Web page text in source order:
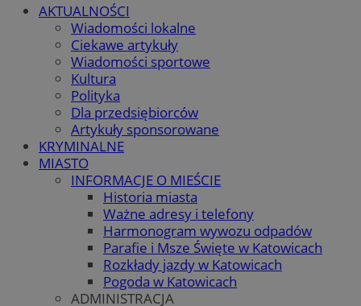
AKTUALNOŚCI
Wiadomości lokalne
Ciekawe artykuły
Wiadomości sportowe
Kultura
Polityka
Dla przedsiębiorców
Artykuły sponsorowane
KRYMINALNE
MIASTO
INFORMACJE O MIEŚCIE
Historia miasta
Ważne adresy i telefony
Harmonogram wywozu odpadów
Parafie i Msze Święte w Katowicach
Rozkłady jazdy w Katowicach
Pogoda w Katowicach
ADMINISTRACJA